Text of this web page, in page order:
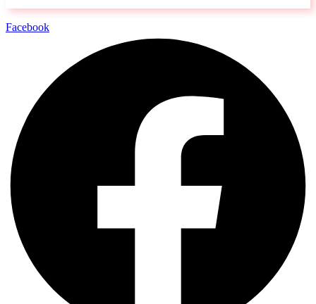
Facebook